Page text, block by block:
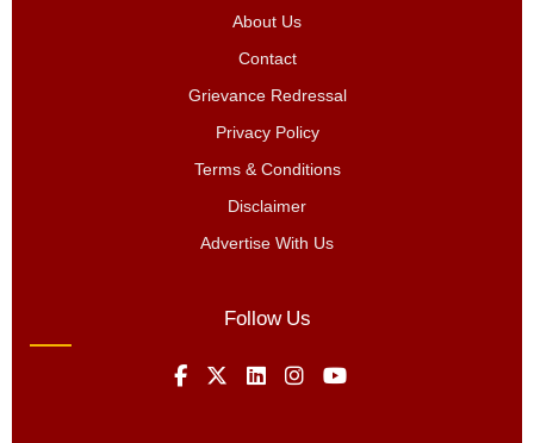
About Us
Contact
Grievance Redressal
Privacy Policy
Terms & Conditions
Disclaimer
Advertise With Us
Follow Us